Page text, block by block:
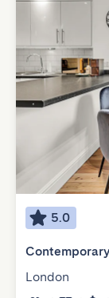
5.0
London